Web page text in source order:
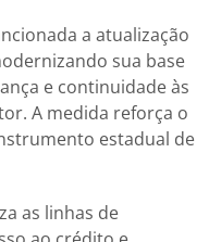
a atualização
sua base
e continuidade às
A medida reforça o
estadual de
as linhas de